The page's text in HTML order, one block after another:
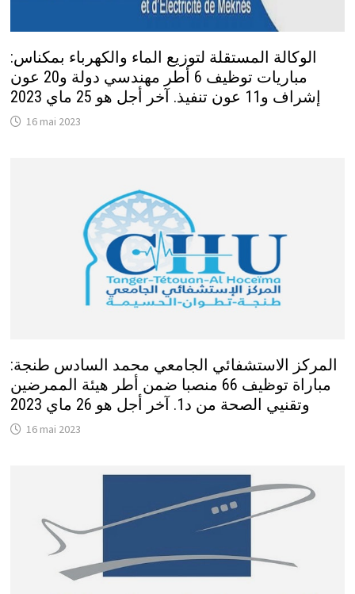
الوكالة المستقلة لتوزيع الماء والكهرباء بمكناس:
مباريات توظيف 6 أطر مهندسي دولة و20 عون
إشراف و11 عون تنفيذ. آخر أجل هو 25 ماي 2023
16 mai 2023
المركز الاستشفائي الجامعي محمد السادس طنجة:
مباراة توظيف 66 منصبا ضمن أطر هيئة الممرضين
وتقنيي الصحة من د1. آخر أجل هو 26 ماي 2023
16 mai 2023